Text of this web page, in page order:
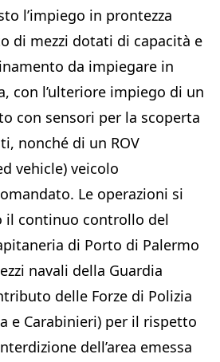
l’impiego in prontezza
di mezzi dotati di capacità e
da impiegare in
con l’ulteriore impiego di un
con sensori per la scoperta
nonché di un ROV
vehicle) veicolo
Le operazioni si
il continuo controllo del
di Porto di Palermo
navali della Guardia
delle Forze di Polizia
e Carabinieri) per il rispetto
dell’area emessa